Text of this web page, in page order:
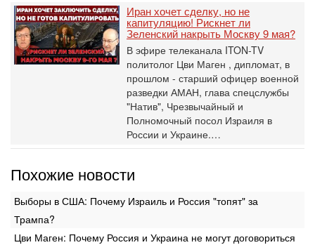
Иран хочет сделку, но не
капитуляцию! Рискнет ли
Зеленский накрыть Москву 9 мая?
В эфире телеканала ITON-TV
политолог Цви Маген , дипломат, в
прошлом - старший офицер военной
разведки АМАН, глава спецслужбы
"Натив", ‎Чрезвычайный и
Полномочный посол Израиля в
России и Украине.…
Похожие новости
Выборы в США: Почему Израиль и Россия "топят" за
Трампа?
Цви Маген: Почему Россия и Украина не могут договориться